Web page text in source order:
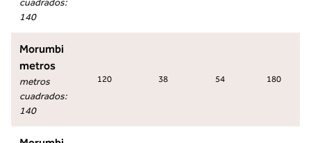
cuadrados:
140
Morumbi
metros
metros
cuadrados:
140
120 38 54 180